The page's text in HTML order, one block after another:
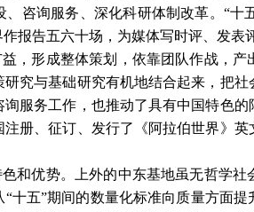
咨询服务、深化科研体制改革。 “十
报告五六十场，为媒体写时评、发表
，形成整体策划，依靠团队作战，
究与基础研究有机地结合起来，把
服务工作，也推动了具有中国特色
册、征订、发行了《阿拉伯世界》
和优势。上外的中东基地虽无哲学
“十五”期间的数量化标准向质量方面